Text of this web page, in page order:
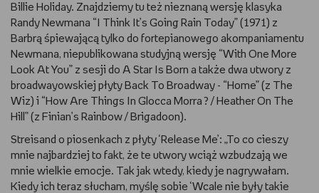
REDAKCJA
WYDARZENIA
POD PATRONATEM EMPIKU
Billie Holiday. Znajdziemy tu też nieznaną wersję klasyka
Randy Newmana “I Think It’s Going Rain Today” (1971) z
Barbrą śpiewającą tylko do fortepianowego akompaniamentu
Newmana, niepublikowana studyjną wersję “With One More
Look At You” z sesji do A Star Is Born a także dwa utwory z
broadwayowskiej płyty Back To Broadway - “Home” (z The
Wiz) i “How Are Things In Glocca Morra ? / Heather On The
Hill” (z Finian’s Rainbow / Brigadoon).
Streisand o piosenkach z płyty ‘Release Me’: „To co cieszy
mnie najbardziej to fakt, że te utwory wciąż wzbudzają we
mnie wielkie emocje. Tak jak wtedy, kiedy je nagrywałam.
Kiedy ich teraz słucham, myślę sobie ‘Wcale nie były takie